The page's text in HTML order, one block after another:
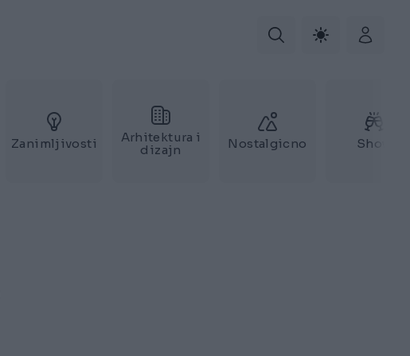
Zanimljivosti
Arhitektura i
dizajn
Nostalgicno Show